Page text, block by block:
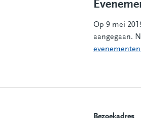
Op 9 mei
aangegaan.